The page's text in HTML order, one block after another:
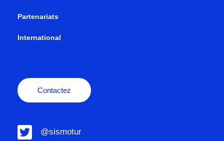
Partenariats
International
Contactez
@sismotur